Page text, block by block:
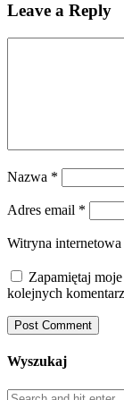
Leave a Reply
Nazwa *
Adres email *
Witryna internetowa
Zapamiętaj
kolejnych
Wyszukaj